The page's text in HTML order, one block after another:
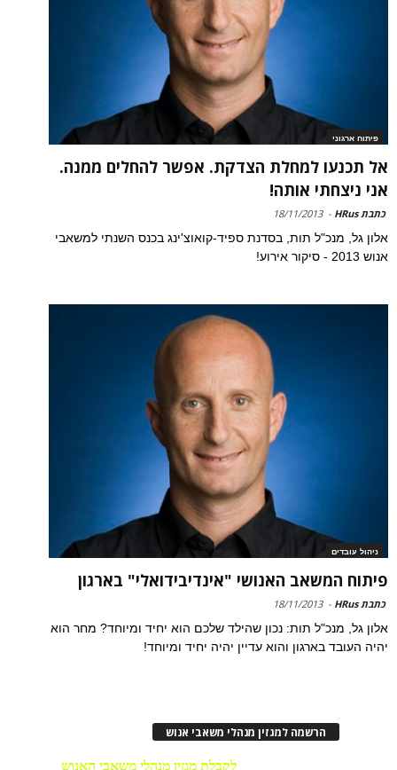
פיתוח ארגוני
אל תכנעו למחלת הצדקת. אפשר להחלים ממנה.
אני ניצחתי אותה!
כתבת HRus -
18/11/2013
אלון גל, מנכ"ל תות, בסדנת ספיד-קואוצ'ינג בכנס השנתי למשאבי
אנוש 2013 - סיקור אירוע!
ניהול עובדים
פיתוח המשאב האנושי "אינדיבידואלי" בארגון
כתבת HRus -
18/11/2013
אלון גל, מנכ"ל תות: נכון שהילד שלכם הוא יחיד ומיוחד? מחר הוא
יהיה העובד בארגון והוא עדיין יהיה יחיד ומיוחד!
הרשמה למגזין מנהלי משאבי אנוש